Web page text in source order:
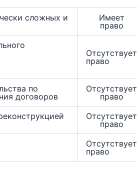
сложных и
Имеет
право
Отсутствует
право
по
договоров
Отсутствует
право
Отсутствует
право
Отсутствует
право